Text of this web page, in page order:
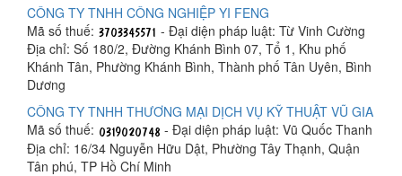
CÔNG TY TNHH CÔNG NGHIỆP YI FENG
Mã số thuế:
- Đại diện pháp luật: Từ Vinh Cường
Địa chỉ: Số 180/2, Đường Khánh Bình 07, Tổ 1, Khu phố
Khánh Tân, Phường Khánh Bình, Thành phố Tân Uyên, Bình
Dương
CÔNG TY TNHH THƯƠNG MẠI DỊCH VỤ KỸ THUẬT VŨ GIA
Mã số thuế:
- Đại diện pháp luật: Vũ Quốc Thanh
Địa chỉ: 16/34 Nguyễn Hữu Dật, Phường Tây Thạnh, Quận
Tân phú, TP Hồ Chí Minh